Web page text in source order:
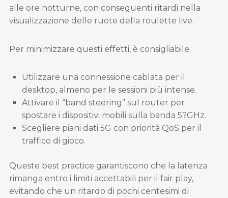
alle ore notturne, con conseguenti ritardi nella
visualizzazione delle ruote della roulette live.
Per minimizzare questi effetti, è consigliabile:
Utilizzare una connessione cablata per il
desktop, almeno per le sessioni più intense.
Attivare il “band steering” sul router per
spostare i dispositivi mobili sulla banda 5?GHz.
Scegliere piani dati 5G con priorità QoS per il
traffico di gioco.
Queste best practice garantiscono che la latenza
rimanga entro i limiti accettabili per il fair play,
evitando che un ritardo di pochi centesimi di